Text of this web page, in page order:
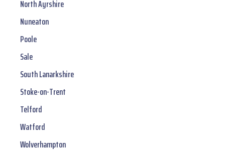
North Ayrshire
Nuneaton
Poole
Sale
South Lanarkshire
Stoke-on-Trent
Telford
Watford
Wolverhampton